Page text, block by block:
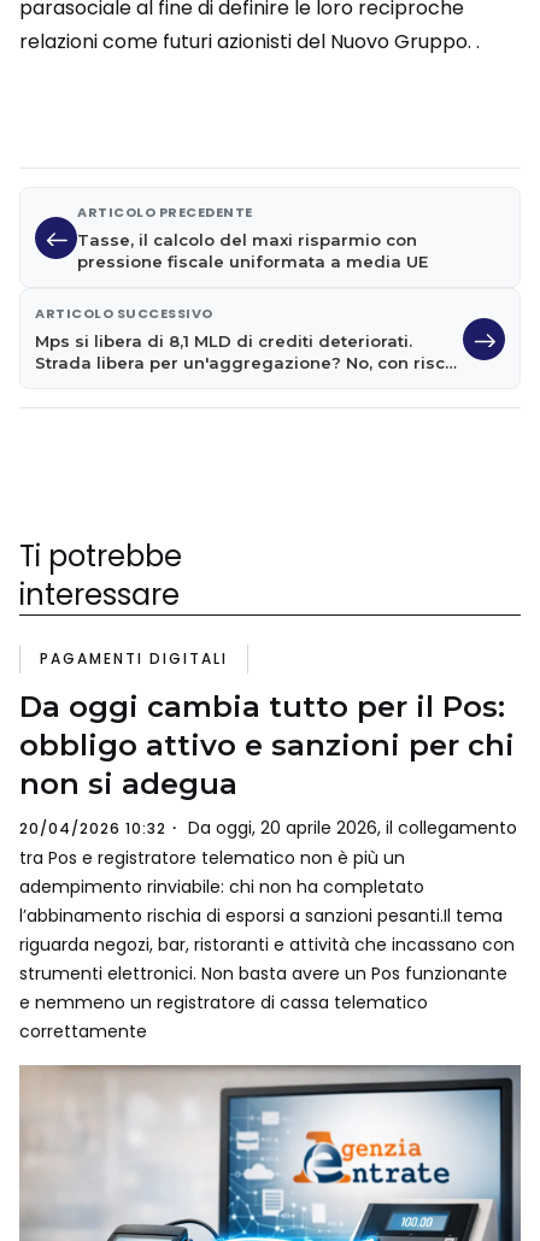
parasociale al fine di definire le loro reciproche
relazioni come futuri azionisti del Nuovo Gruppo. .
ARTICOLO PRECEDENTE
Tasse, il calcolo del maxi risparmio con
pressione fiscale uniformata a media UE
ARTICOLO SUCCESSIVO
Mps si libera di 8,1 MLD di crediti deteriorati.
Strada libera per un'aggregazione? No, con rischi
Ti potrebbe
interessare
PAGAMENTI DIGITALI
Da oggi cambia tutto per il Pos:
obbligo attivo e sanzioni per chi
non si adegua
20/04/2026 10:32
Da oggi, 20 aprile 2026, il collegamento
tra Pos e registratore telematico non è più un
adempimento rinviabile: chi non ha completato
l’abbinamento rischia di esporsi a sanzioni pesanti.Il tema
riguarda negozi, bar, ristoranti e attività che incassano con
strumenti elettronici. Non basta avere un Pos funzionante
e nemmeno un registratore di cassa telematico
correttamente